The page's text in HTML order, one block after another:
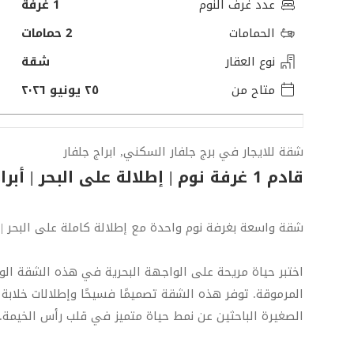
عدد غرف النوم
1 غرفة
الحمامات
2 حمامات
نوع العقار
شقة
متاح من
٢٥ يونيو ٢٠٢٦
شقة للايجار في برج جلفار السكني, ابراج جلفار
قادم 1 غرفة نوم | إطلالة على البحر | أبراج جلفار
شقة واسعة بغرفة نوم واحدة مع إطلالة كاملة على البحر |
اختبر حياة مريحة على الواجهة البحرية في هذه الشقة
المرموقة. توفر هذه الشقة تصميمًا فسيحًا وإطلالات خلابة
الصغيرة الباحثين عن نمط حياة متميز في قلب رأس الخيمة.